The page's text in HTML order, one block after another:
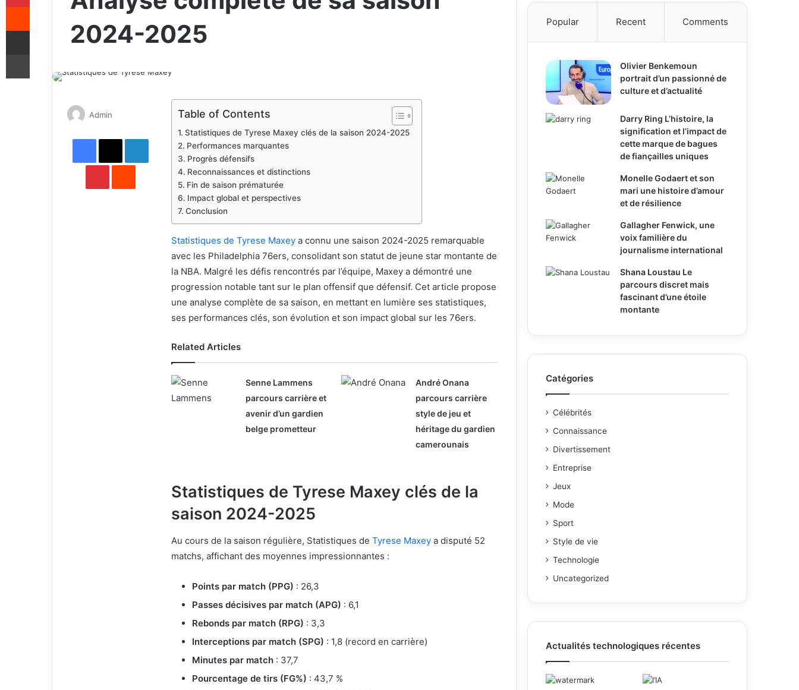
2024-2025
Table of Contents
Statistiques de Tyrese Maxey clés de la saison 2024-2025
Performances marquantes
Progrès défensifs
Reconnaissances et distinctions
Fin de saison prématurée
Impact global et perspectives
Conclusion
Statistiques de Tyrese Maxey a connu une saison 2024-2025 remarquable
avec les Philadelphia 76ers, consolidant son statut de jeune star montante de
la NBA. Malgré les défis rencontrés par l’équipe, Maxey a démontré une
progression notable tant sur le plan offensif que défensif. Cet article propose
une analyse complète de sa saison, en mettant en lumière ses statistiques,
ses performances clés, son évolution et son impact global sur les 76ers.
Related Articles
Senne Lammens
parcours carrière et
avenir d’un gardien
belge prometteur
André Onana
parcours carrière
style de jeu et
héritage du gardien
camerounais
Statistiques de Tyrese Maxey clés de la
saison 2024-2025
Au cours de la saison régulière, Statistiques de Tyrese Maxey a disputé 52
matchs, affichant des moyennes impressionnantes :
Points par match (PPG) : 26,3
Passes décisives par match (APG) : 6,1
Rebonds par match (RPG) : 3,3
Interceptions par match (SPG) : 1,8 (record en carrière)
Minutes par match : 37,7
Pourcentage de tirs (FG%) : 43,7 %
Admin
email
Facebook
X LinkedIn
PinterestReddit
Popular Recent Comments
Olivier Benkemoun
portrait d’un passionné de
culture et d’actualité
Darry Ring L’histoire, la
signification et l’impact de
cette marque de bagues
de fiançailles uniques
Monelle Godaert et son
mari une histoire d’amour
et de résilience
Gallagher Fenwick, une
voix familière du
journalisme international
Shana Loustau Le
parcours discret mais
fascinant d’une étoile
montante
Catégories
Célébrités
Connaissance
Divertissement
Entreprise
Jeux
Mode
Sport
Style de vie
Technologie
Uncategorized
Actualités technologiques récentes
Reddit
Share via Email